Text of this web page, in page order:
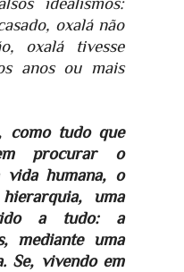
oxalá não
oxalá tivesse
anos ou mais
como tudo que
procurar o
vida humana, o
uma
a tudo: a
mediante uma
Se, vivendo em